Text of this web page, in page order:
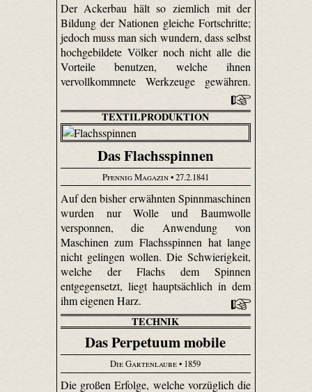
Der Ackerbau hält so ziemlich mit der
Bildung der Nationen gleiche Fortschritte;
jedoch muss man sich wundern, dass selbst
hochgebildete Völker noch nicht alle die
Vorteile benutzen, welche ihnen
vervollkommnete Werkzeuge gewähren.
TEXTILPRODUKTION
Das Flachsspinnen
Pfennig Magazin• 27.2.1841
Auf den bisher erwähnten Spinnmaschinen
wurden nur Wolle und Baumwolle
versponnen, die Anwendung von
Maschinen zum Flachsspinnen hat lange
nicht gelingen wollen. Die Schwierigkeit,
welche der Flachs dem Spinnen
entgegensetzt, liegt hauptsächlich in dem
ihm eigenen Harz.
TECHNIK
Das Perpetuum mobile
Die Gartenlaube• 1859
Die großen Erfolge, welche vorzüglich die